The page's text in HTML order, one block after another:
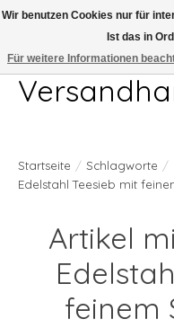
Telefon 04407 715872 MO-DO 7.00-
Startseite / Schlagworte /
Edelstahl Teesieb mit
Artikel
feinem
Wir benutzen Cookies nur für
Ist das in
Für weitere Informationen